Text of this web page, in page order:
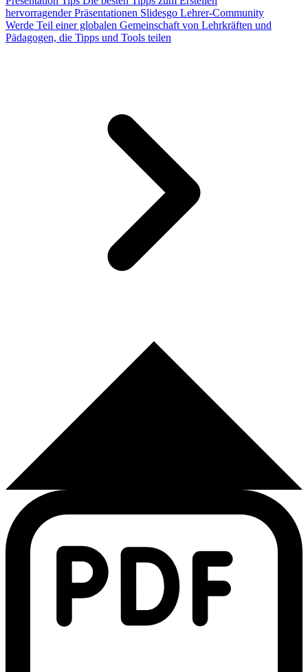
hervorragender Präsentationen Slidesgo Lehrer-Community
Werde Teil einer globalen Gemeinschaft von Lehrkräften und
Pädagogen, die Tipps und Tools teilen